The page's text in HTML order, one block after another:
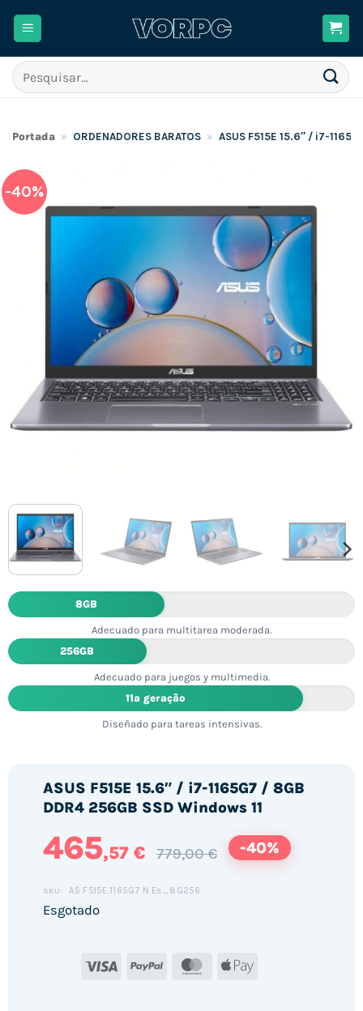
Pesquisar
por:
Portada » ORDENADORES BARATOS » ASUS F515E 15.6″ / i7-
-40%
8GB
Adecuado para multitarea moderada.
256GB
Adecuado para juegos y multimedia.
11ª geração
Diseñado para tareas intensivas.
ASUS F515E 15.6″ / i7-1165G7 / 8GB
DDR4 256GB SSD Windows 11
465,57 € 779,00 € -40%
SKU: AS.F515E.1165G7.N.Es_8G256
Esgotado
Visa PayPal MasterCard
Apple